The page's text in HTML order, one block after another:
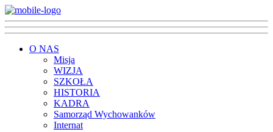
O NAS
Misja
WIZJA
SZKOŁA
HISTORIA
KADRA
Samorząd Wychowanków
Internat